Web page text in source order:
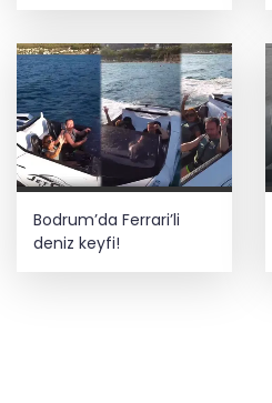
Bodrum’da Ferrari’li
deniz keyfi!